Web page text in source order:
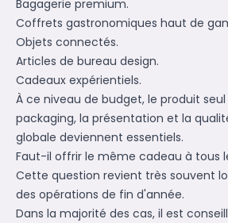
Bagagerie premium.
Coffrets gastronomiques haut de
Objets connectés.
Articles de bureau design.
Cadeaux expérientiels.
À ce niveau de budget, le produit
packaging, la présentation et la
globale deviennent essentiels.
Faut-il offrir le même cadeau à tous
Cette question revient très souvent
des opérations de fin d'année.
Dans la majorité des cas, il est